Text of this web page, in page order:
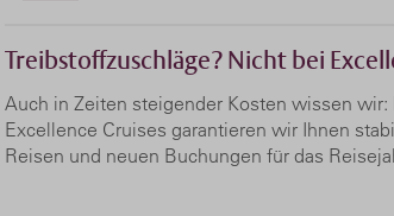
Treibstoffzuschläge? Nicht bei
Auch in Zeiten steigender Kosten wissen
Excellence Cruises garantieren wir Ihnen
Reisen und neuen Buchungen für das